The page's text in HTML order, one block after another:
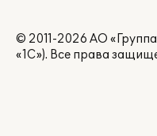
© 2011-2026 АО
«1С»). Все права